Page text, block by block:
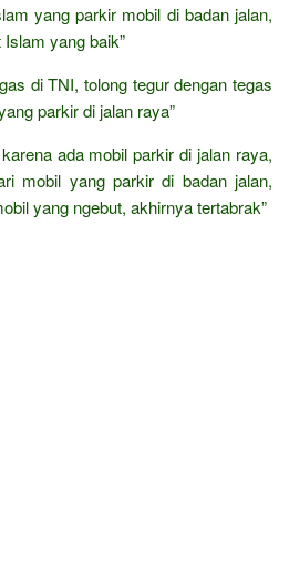
yang parkir mobil di badan jalan,
yang baik”
di TNI, tolong tegur dengan tegas
parkir di jalan raya”
ada mobil parkir di jalan raya,
mobil yang parkir di badan jalan,
yang ngebut, akhirnya tertabrak”